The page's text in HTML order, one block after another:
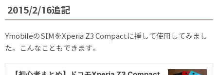
2015/2/16追記
YmobileのSIMをXperia Z3 Compactに挿して使用してみまし
た。こんなこともできます。